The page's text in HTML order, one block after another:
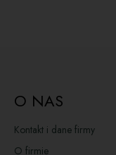
O NAS
Kontakt i dane firmy
O firmie